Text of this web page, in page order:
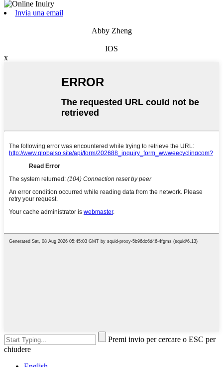
Invia una email
Abby Zheng
IOS
x
Premi invio per cercare o ESC per
chiudere